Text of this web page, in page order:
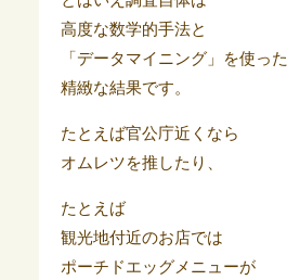
高度な数学的手法と
「データマイニング」を使った
精緻な結果です。
たとえば官公庁近くなら
オムレツを推したり、
たとえば
観光地付近のお店では
ポーチドエッグメニューが